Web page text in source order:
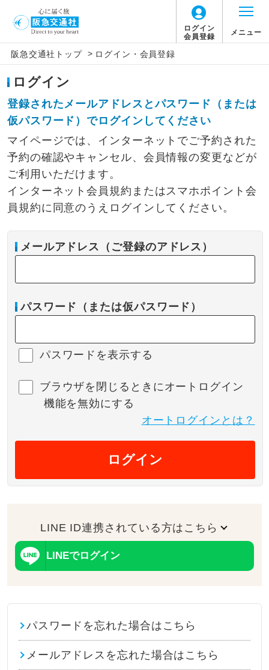
ログイン
会員登録
メニュー
阪急交通社トップ > ログイン・会員登録
ログイン
登録されたメールアドレスとパスワード（または
仮パスワード）でログインしてください
マイページでは、インターネットでご予約された
予約の確認やキャンセル、会員情報の変更などが
ご利用いただけます。
インターネット会員規約またはスマホポイント会
員規約に同意のうえログインしてください。
メールアドレス（ご登録のアドレス）
パスワード（または仮パスワード）
パスワードを表示する
ブラウザを閉じるときにオートログイン
機能を無効にする
オートログインとは？
ログイン
LINE ID連携されている方はこちら
LINEでログイン
パスワードを忘れた場合はこちら
メールアドレスを忘れた場合はこちら